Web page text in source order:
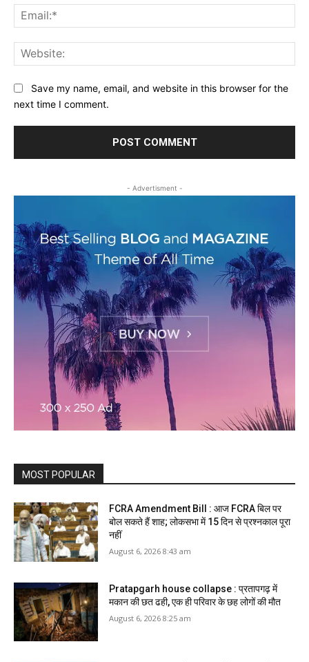
Save my name, email, and website in this browser for the
next time I comment.
- Advertisment -
MOST POPULAR
FCRA Amendment Bill : आज FCRA बिल पर
बोल सकते हैं शाह; लोकसभा में 15 दिन से प्रश्नकाल पूरा
नहीं
August 6, 2026 8:43 am
Pratapgarh house collapse : प्रतापगढ़ में
मकान की छत ढही, एक ही परिवार के छह लोगों की मौत
August 6, 2026 8:25 am